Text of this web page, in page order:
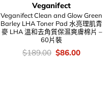
Veganifect
Veganifect Clean and Glow Green
Barley LHA Toner Pad 水亮理肌青
麥 LHA 溫和去角質保濕爽膚棉片 –
60片裝
價
錢：
$189.00 Original
price
$86.00Current